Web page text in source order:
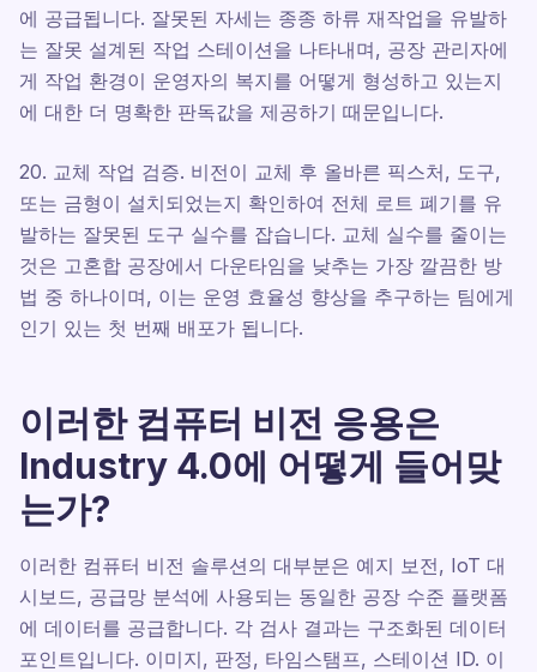
에 공급됩니다. 잘못된 자세는 종종 하류 재작업을 유발하
는 잘못 설계된 작업 스테이션을 나타내며, 공장 관리자에
게 작업 환경이 운영자의 복지를 어떻게 형성하고 있는지
에 대한 더 명확한 판독값을 제공하기 때문입니다.
20. 교체 작업 검증. 비전이 교체 후 올바른 픽스처, 도구,
또는 금형이 설치되었는지 확인하여 전체 로트 폐기를 유
발하는 잘못된 도구 실수를 잡습니다. 교체 실수를 줄이는
것은 고혼합 공장에서 다운타임을 낮추는 가장 깔끔한 방
법 중 하나이며, 이는 운영 효율성 향상을 추구하는 팀에게
인기 있는 첫 번째 배포가 됩니다.
이러한 컴퓨터 비전 응용은
Industry 4.0에 어떻게 들어맞
는가?
이러한 컴퓨터 비전 솔루션의 대부분은 예지 보전, IoT 대
시보드, 공급망 분석에 사용되는 동일한 공장 수준 플랫폼
에 데이터를 공급합니다. 각 검사 결과는 구조화된 데이터
포인트입니다. 이미지, 판정, 타임스탬프, 스테이션 ID. 이